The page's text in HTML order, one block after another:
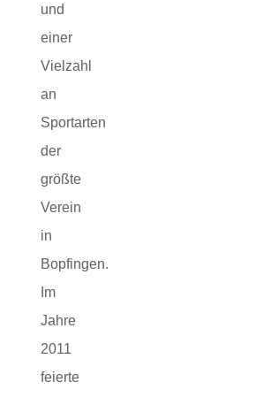
und
einer
Vielzahl
an
Sportarten
der
größte
Verein
in
Bopfingen.
Im
Jahre
2011
feierte